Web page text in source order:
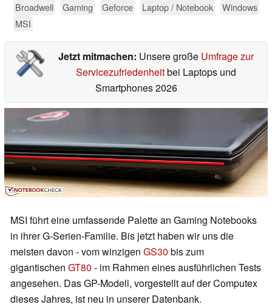
Broadwell Gaming Geforce Laptop / Notebook
Windows
MSI
Jetzt mitmachen: Unsere große Umfrage zur
Servicezufriedenheitbei Laptops und
Smartphones 2026
MSI führt eine umfassende Palette an Gaming Notebooks
in ihrer G-Serien-Familie. Bis jetzt haben wir uns die
meisten davon - vom winzigen GS30 bis zum
gigantischen GT80 - im Rahmen eines ausführlichen Tests
angesehen. Das GP-Modell, vorgestellt auf der Computex
dieses Jahres, ist neu in unserer Datenbank.